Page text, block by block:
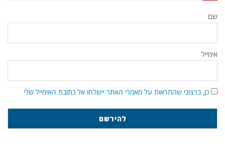
שם
אימייל
כן, ברצוני שהתראות על מאמרי האתר יישלחו אל כתובת האימייל שלי